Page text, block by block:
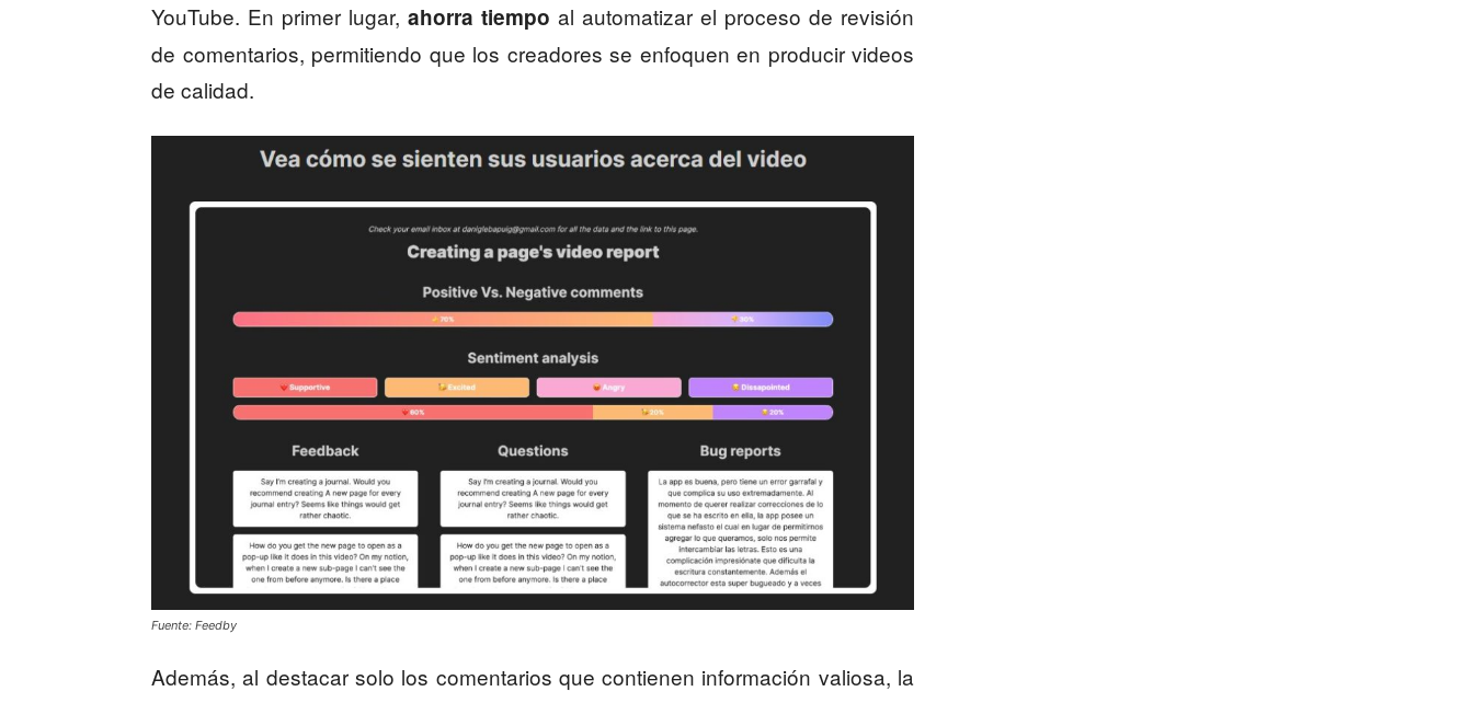
YouTube. En primer lugar, ahorra tiempo al automatizar el proceso de revisión
de comentarios, permitiendo que los creadores se enfoquen en producir videos
de calidad.
Fuente: Feedby
Además, al destacar solo los comentarios que contienen información valiosa, la